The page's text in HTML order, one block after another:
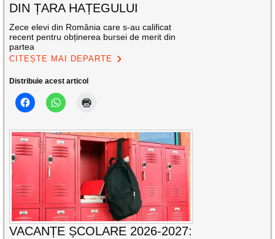
DIN ȚARA HAȚEGULUI
Zece elevi din România care s-au calificat
recent pentru obținerea bursei de merit din
partea
CITEȘTE MAI DEPARTE
Distribuie acest articol
VACANȚE ȘCOLARE 2026-2027: